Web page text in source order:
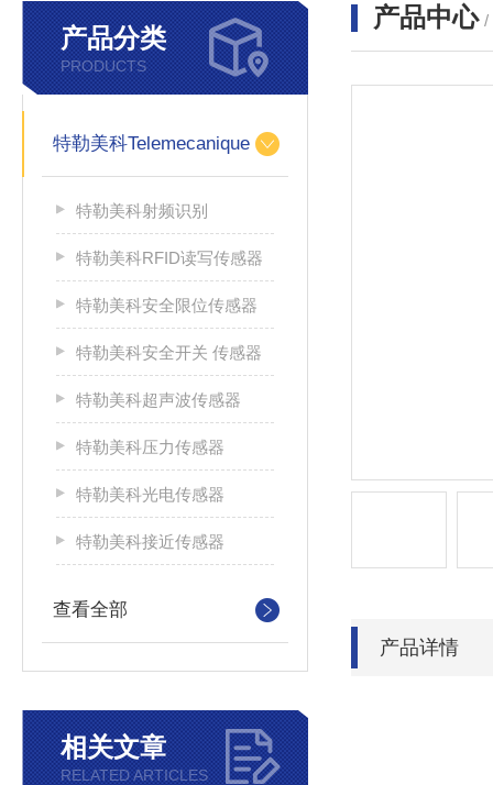
产品分类
PRODUCTS
特勒美科Telemecanique
特勒美科射频识别
特勒美科RFID读写传感器
特勒美科安全限位传感器
特勒美科安全开关 传感器
特勒美科超声波传感器
特勒美科压力传感器
特勒美科光电传感器
特勒美科接近传感器
查看全部
相关文章
RELATED ARTICLES
产品中心 /
产品详情